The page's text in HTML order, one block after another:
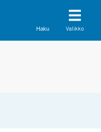
Haku Valikko